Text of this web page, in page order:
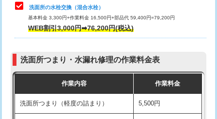
マス交換（深さ50㎝未満）
マス交換（深さ50㎝以上）
モルタル補修（厚さ10㎝まで） 27,500円
モルタル補修（厚さ10㎝超え） 38,500円
交換・取付(混合水栓（壁付・デッキ
式・ワンホール）)
16,500円+材料費
（P/S/ポップアップ））
交換・取付（その他部品） 11,000円+材料費
持込商品取付（単水栓） 13,200円
持込商品取付（混合水栓） 16,500円
洗面所の水栓交換（混合水栓）
基本料金 3,300円+作業料金 16,500円+部品代 59,400円=79,200円
WEB割引3,000円➡76,200円(税込)
洗面所つまり・水漏れ修理の作業料金表
作業内容 作業料金
洗面所つまり（軽度の詰まり） 5,500円